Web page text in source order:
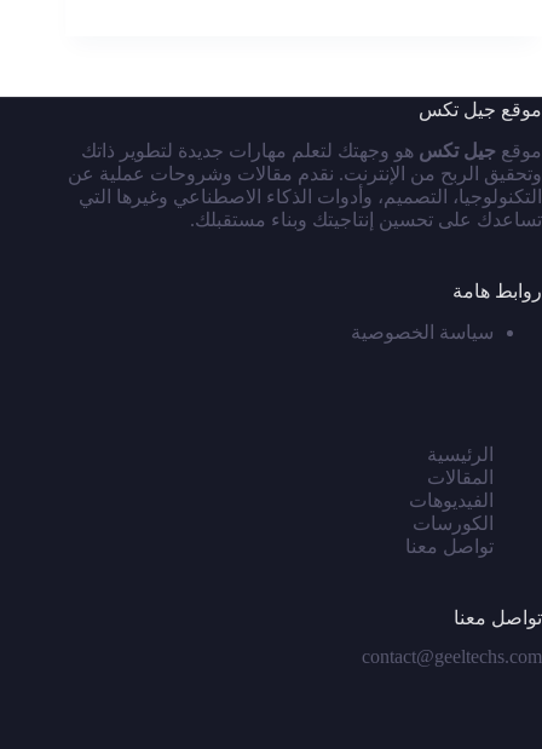
موقع جيل تكس
موقع جيل تكس هو وجهتك لتعلم مهارات جديدة لتطوير ذاتك
وتحقيق الربح من الإنترنت. نقدم مقالات وشروحات عملية عن
التكنولوجيا، التصميم، وأدوات الذكاء الاصطناعي وغيرها التي
تساعدك على تحسين إنتاجيتك وبناء مستقبلك.
روابط هامة
سياسة الخصوصية
الرئيسية
المقالات
الفيديوهات
الكورسات
تواصل معنا
تواصل معنا
contact@geeltechs.com